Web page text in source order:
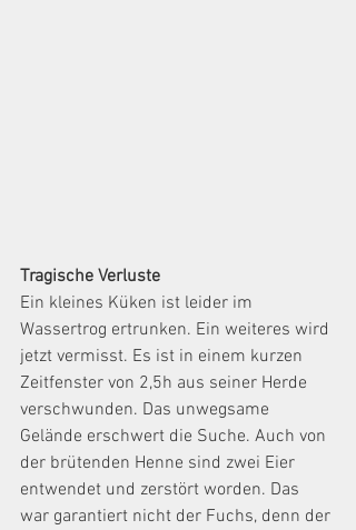
Tragische Verluste
Ein kleines Küken ist leider im
Wassertrog ertrunken. Ein weiteres wird
jetzt vermisst. Es ist in einem kurzen
Zeitfenster von 2,5h aus seiner Herde
verschwunden. Das unwegsame
Gelände erschwert die Suche. Auch von
der brütenden Henne sind zwei Eier
entwendet und zerstört worden. Das
war garantiert nicht der Fuchs, denn der